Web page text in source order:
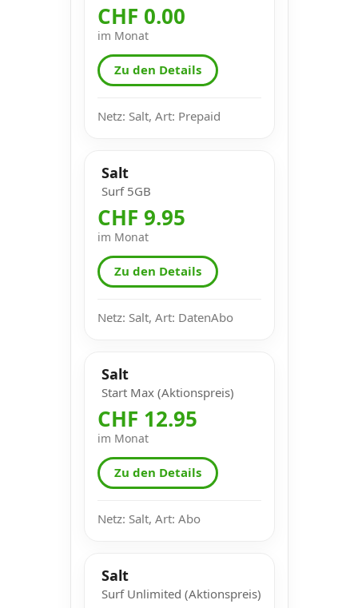
CHF 0.00
im Monat
Zu den Details
Netz: Salt, Art: Prepaid
Salt
Surf 5GB
CHF 9.95
im Monat
Zu den Details
Netz: Salt, Art: DatenAbo
Salt
Start Max (Aktionspreis)
CHF 12.95
im Monat
Zu den Details
Netz: Salt, Art: Abo
Salt
Surf Unlimited (Aktionspreis)